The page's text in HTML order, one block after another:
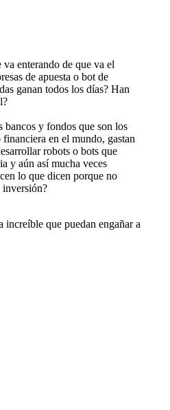
enterando de que va el
de apuesta o bot de
ganan todos los días? Han
bancos y fondos que son los
en el mundo, gastan
robots o bots que
y aún así mucha veces
lo que dicen porque no
increíble que puedan engañar a